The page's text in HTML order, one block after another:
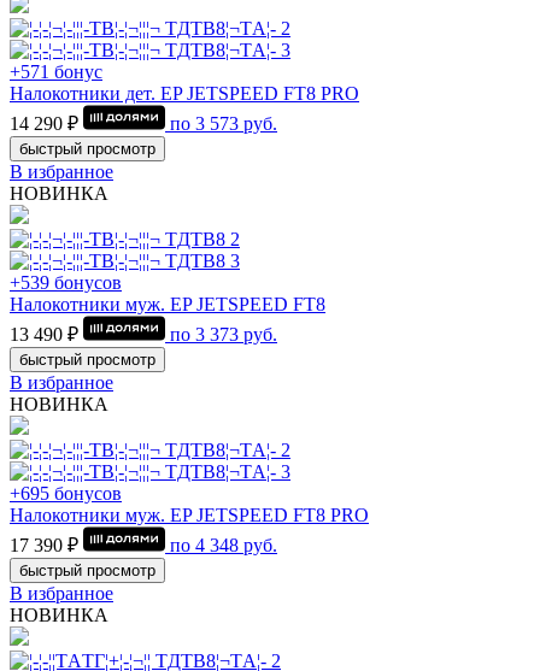
+571 бонус
Налокотники дет. EP JETSPEED FT8 PRO
14 290 ₽
по 3 573 руб.
быстрый просмотр
В избранное
НОВИНКА
+539 бонусов
Налокотники муж. EP JETSPEED FT8
13 490 ₽
по 3 373 руб.
быстрый просмотр
В избранное
НОВИНКА
+695 бонусов
Налокотники муж. EP JETSPEED FT8 PRO
17 390 ₽
по 4 348 руб.
быстрый просмотр
В избранное
НОВИНКА